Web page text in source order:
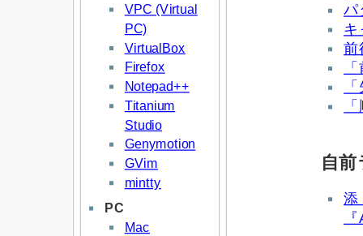
VPC (Virtual
PC)
VirtualBox
Firefox
Notepad++
Titanium
Studio
Genymotion
GVim
mintty
PC
Mac
パ
キ
前
自